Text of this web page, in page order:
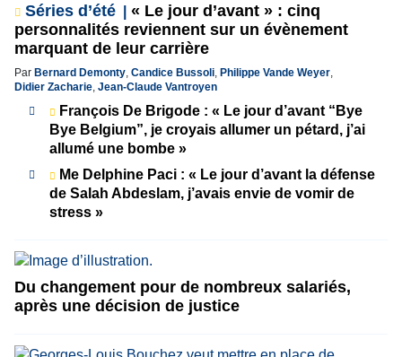
Séries d’été
« Le jour d’avant » : cinq
personnalités reviennent sur un évènement
marquant de leur carrière
Par Bernard Demonty, Candice Bussoli, Philippe Vande Weyer,
Didier Zacharie, Jean-Claude Vantroyen
François De Brigode : « Le jour d’avant “Bye
Bye Belgium”, je croyais allumer un pétard, j’ai
allumé une bombe »
Me Delphine Paci : « Le jour d’avant la défense
de Salah Abdeslam, j’avais envie de vomir de
stress »
Du changement pour de nombreux salariés,
après une décision de justice